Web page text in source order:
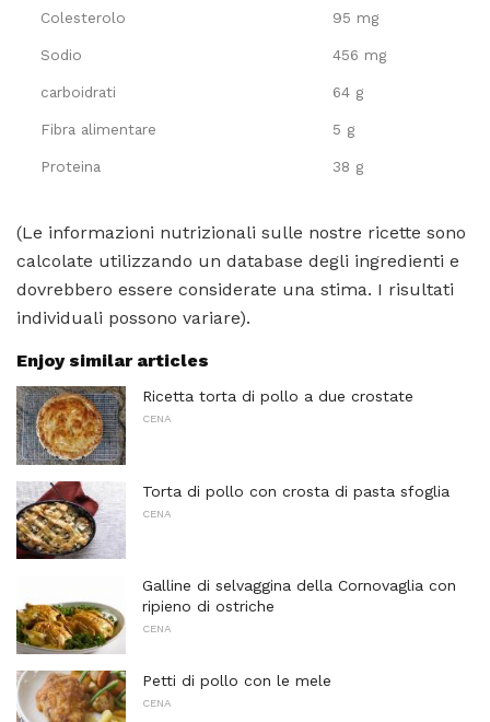
Colesterolo 95 mg
Sodio 456 mg
carboidrati 64 g
Fibra alimentare 5 g
Proteina 38 g
(Le informazioni nutrizionali sulle nostre ricette sono
calcolate utilizzando un database degli ingredienti e
dovrebbero essere considerate una stima. I risultati
individuali possono variare).
Enjoy similar articles
Ricetta torta di pollo a due crostate
CENA
Torta di pollo con crosta di pasta sfoglia
CENA
Galline di selvaggina della Cornovaglia con
ripieno di ostriche
CENA
Petti di pollo con le mele
CENA